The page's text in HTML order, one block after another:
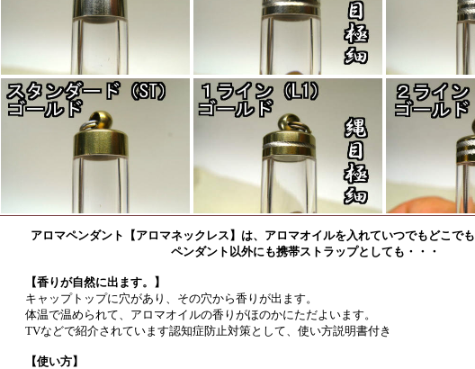
アロマペンダント【アロマネックレス】は、アロマオイルを入れていつでもどこでも
ペンダント以外にも携帯ストラップとしても・・・
【香りが自然に出ます。】
キャップトップに穴があり、その穴から香りが出ます。
体温で温められて、アロマオイルの香りがほのかにただよいます。
TVなどで紹介されています認知症防止対策として、使い方説明書付き
【使い方】